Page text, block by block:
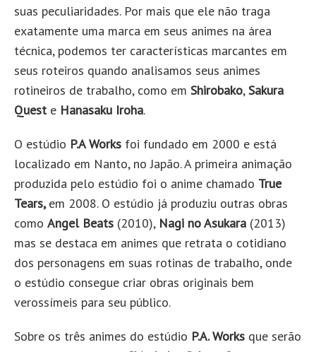
suas peculiaridades. Por mais que ele não traga
exatamente uma marca em seus animes na área
técnica, podemos ter características marcantes em
seus roteiros quando analisamos seus animes
rotineiros de trabalho, como em Shirobako,Sakura
Quest e Hanasaku Iroha.
O estúdio P.A Works foi fundado em 2000 e está
localizado em Nanto, no Japão. A primeira animação
produzida pelo estúdio foi o anime chamado True
Tears,em 2008. O estúdio já produziu outras obras
como Angel Beats (2010), Nagi no Asukara (2013)
mas se destaca em animes que retrata o cotidiano
dos personagens em suas rotinas de trabalho, onde
o estúdio consegue criar obras originais bem
verossímeis para seu público.
Sobre os três animes do estúdio P.A. Works que serão